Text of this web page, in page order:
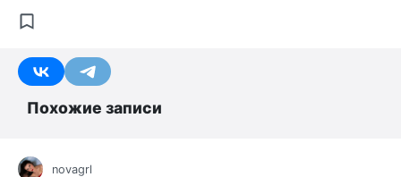
Похожие записи
novagrl